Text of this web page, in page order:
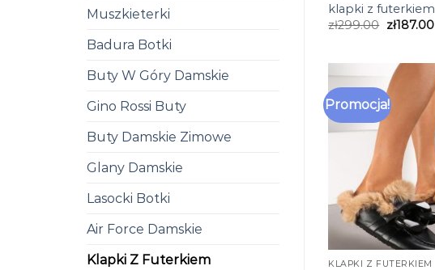
Muszkieterki
Badura Botki
Buty W Góry Damskie
Gino Rossi Buty
Buty Damskie Zimowe
Glany Damskie
Lasocki Botki
Air Force Damskie
Klapki Z Futerkiem
klapki z futerkiem
zł299.00 zł187.00
Promocja!
KLAPKI Z FUTERKIEM